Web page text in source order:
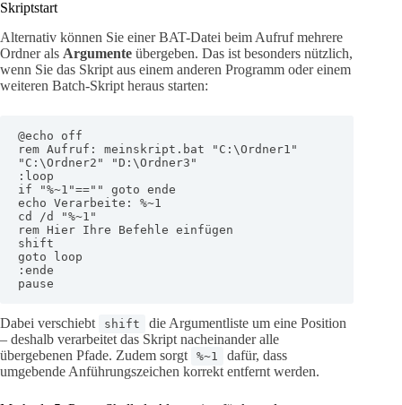
Skriptstart
Alternativ können Sie einer BAT-Datei beim Aufruf mehrere
Ordner als Argumente übergeben. Das ist besonders nützlich,
wenn Sie das Skript aus einem anderen Programm oder einem
weiteren Batch-Skript heraus starten:
@echo off
rem Aufruf: meinskript.bat "C:\Ordner1"
"C:\Ordner2" "D:\Ordner3"
:loop
if "%~1"=="" goto ende
echo Verarbeite: %~1
cd /d "%~1"
rem Hier Ihre Befehle einfügen
shift
goto loop
:ende
pause
Dabei verschiebt shift
die Argumentliste um eine Position
– deshalb verarbeitet das Skript nacheinander alle
übergebenen Pfade. Zudem sorgt
%~1
dafür, dass
umgebende Anführungszeichen korrekt entfernt werden.